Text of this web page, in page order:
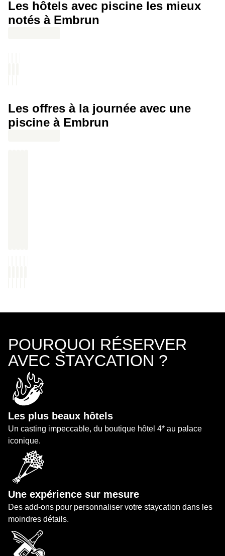
Les hôtels avec piscine les mieux
notés à Embrun
Les offres à la journée avec une
piscine à Embrun
POURQUOI RÉSERVER
AVEC STAYCATION ?
Les plus beaux hôtels
Un casting impeccable, du boutique hôtel 4* au palace
iconique.
Une expérience sur mesure
Des add-ons pour personnaliser votre staycation dans les
moindres détails.